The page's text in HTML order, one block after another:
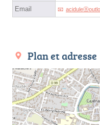
Email
Plan et adresse